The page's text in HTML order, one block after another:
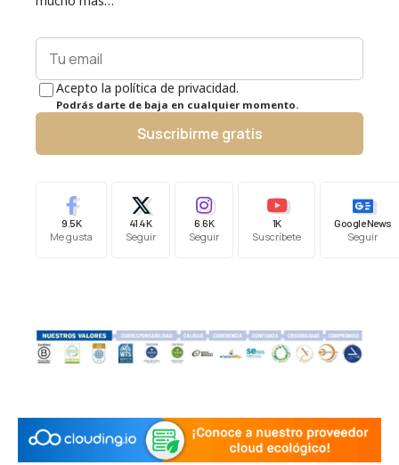
Acepto la política de privacidad.
Podrás darte de baja en cualquier momento.
Suscribirme gratis
9.5K
Me gusta
41.4K
Seguir
6.6K
Seguir
1K
Suscríbete
Google News
Seguir